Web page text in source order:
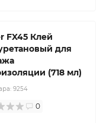
FX45 Клей
для
(718 мл)
9254
0